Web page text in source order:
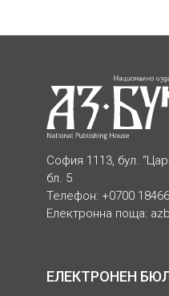
София 1113, бул.
бл. 5
Телефон: +0700 18466
Електронна поща:
ЕЛЕКТРОНЕН